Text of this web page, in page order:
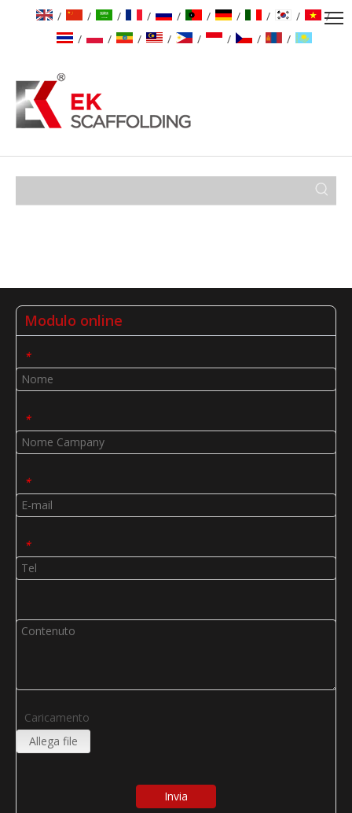
/ / / / / / / / /
/
/
/ / / / / / /
Modulo online
*
*
*
*
Caricamento
Allega file
Invia